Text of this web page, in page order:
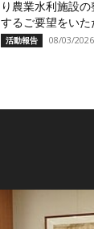
り農業水利施設
するご要望をいた
活動報告 08/03/2026